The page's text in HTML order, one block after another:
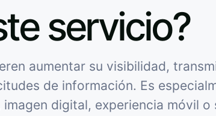
servicio?
aumentar su visibilidad,
de información. Es
digital, experiencia móvil o